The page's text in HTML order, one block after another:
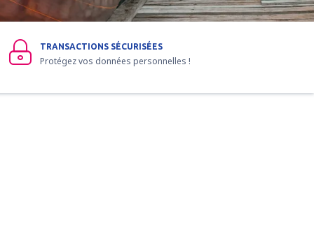
TRANSACTIONS SÉCURISÉES
Protégez vos données personnelles !